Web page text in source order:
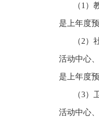
（1）
是上年度
（2）
活动中心
是上年度
（3）
活动中心